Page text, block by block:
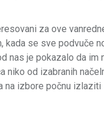
za ove
se sve podvuče
nas je pokazalo da im
od izabranih
izbore počnu izlaziti